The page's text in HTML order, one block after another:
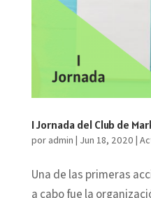
I Jornada del Club de
por admin | Jun 18, 2020 |
Una de las primeras
a cabo fue la